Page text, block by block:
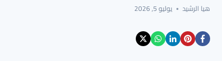
هيا الرشيد يوليو 5, 2026